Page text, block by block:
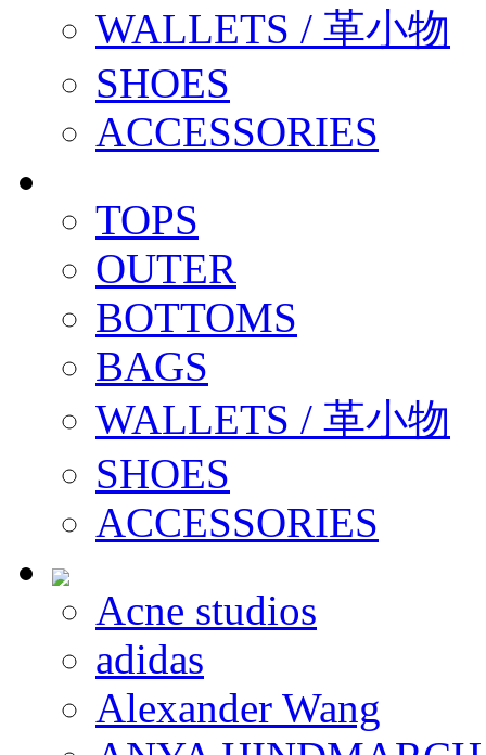
WALLETS / 革小物
SHOES
ACCESSORIES
TOPS
OUTER
BOTTOMS
BAGS
WALLETS / 革小物
SHOES
ACCESSORIES
Acne studios
adidas
Alexander Wang